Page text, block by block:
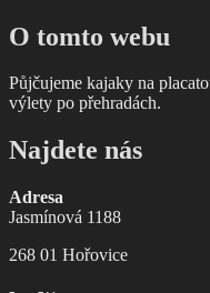
O tomto webu
Půjčujeme kajaky na
výlety po přehradách.
Najdete nás
Adresa
Jasmínová 1188
268 01 Hořovice